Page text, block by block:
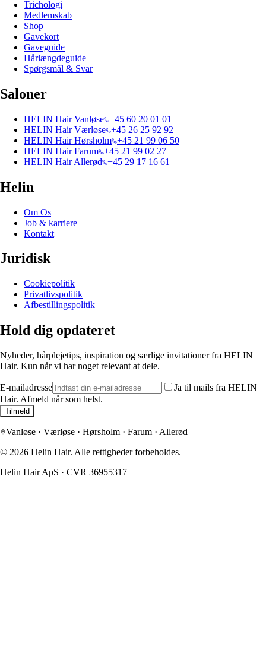
Trichologi
Medlemskab
Shop
Gavekort
Gaveguide
Hårlængdeguide
Spørgsmål & Svar
Saloner
HELIN Hair Vanløse +45 60 20 01 01
HELIN Hair Værløse +45 26 25 92 92
HELIN Hair Hørsholm +45 21 99 06 50
HELIN Hair Farum +45 21 99 02 27
HELIN Hair Allerød +45 29 17 16 61
Helin
Om Os
Job & karriere
Kontakt
Juridisk
Cookiepolitik
Privatlivspolitik
Afbestillingspolitik
Hold dig opdateret
Nyheder, hårplejetips, inspiration og særlige invitationer fra HELIN
Hair. Kun når vi har noget relevant at dele.
E-mailadresse
Ja til mails fra HELIN
Hair. Afmeld når som helst.
Tilmeld
Vanløse · Værløse · Hørsholm · Farum · Allerød
© 2026 Helin Hair. Alle rettigheder forbeholdes.
Helin Hair ApS · CVR 36955317